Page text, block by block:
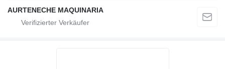
AURTENECHE MAQUINARIA